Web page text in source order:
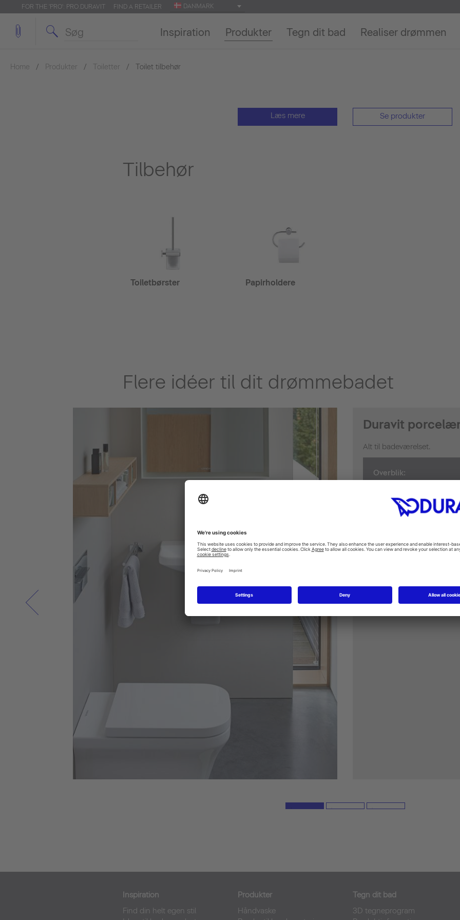
FOR THE 'PRO': PRO.DURAVIT FIND A RETAILER DANMARK
Inspiration Produkter Tegn dit bad Realiser drømmen
Home Produkter Toiletter Toilet tilbehør
Læs mere Se produkter
Tilbehør
Toiletbørster Papirholdere
Flere idéer til dit drømmebadet
Duravit
Alt til badeværelset.
Overblik:
Bowler &
Urinaler
Inspiration
Find din helt egen stil
Produkter
Håndvaske
Tegn dit bad
3D tegneprogram